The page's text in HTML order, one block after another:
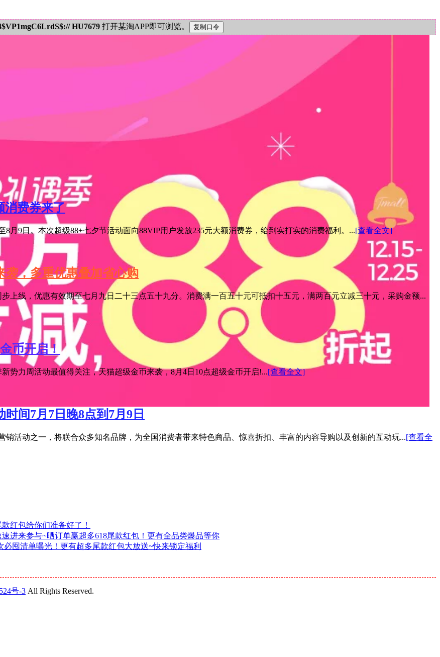
HU7679 打开某淘APP即可浏览。
消费券来了
月9日。本次超级88+七夕节活动面向88VIP用户发放235元大额消费券，给到实打实的消费福利。...[查看全文]
袭，多重优惠叠加省心购
上线，优惠有效期至七月九日二十三点五十九分。消费满一百五十元可抵扣十五元，满两百元立减三十元，采购金额...
币开启！
势力周活动最值得关注，天猫超级金币来袭，8月4日10点超级金币开启!...[查看全文]
间7月7日晚8点到7月9日
销活动之一，将联合众多知名品牌，为全国消费者带来特色商品、惊喜折扣、丰富的内容导购以及创新的互动玩...[查看全
红包给你们准备好了！
进来参与~晒订单赢超多618尾款红包！更有全品类爆品等你
囤清单曝光！更有超多尾款红包大放送~快来锁定福利
号-3 All Rights Reserved.